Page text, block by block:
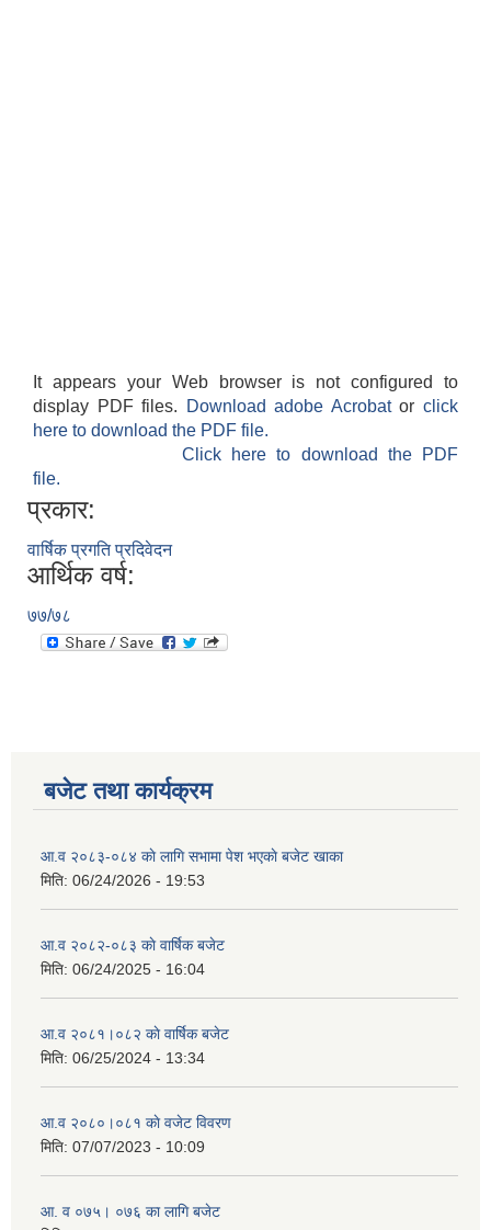
It appears your Web browser is not configured to
display PDF files.
Download adobe Acrobatorclick
here to download the PDF file.
Click here to download the PDF
file.
प्रकार:
वार्षिक प्रगति प्रदिवेदन
आर्थिक वर्ष:
७७/७८
बजेट तथा कार्यक्रम
आ.व २०८३-०८४ काे लागि सभामा पेश भएकाे बजेट खाका
मिति: 06/24/2026 - 19:53
आ.व २०८२-०८३ काे वार्षिक बजेट
मिति: 06/24/2025 - 16:04
आ.व २०८१।०८२ काे वार्षिक बजेट
मिति: 06/25/2024 - 13:34
आ.व २०८०।०८१ काे वजेट विवरण
मिति: 07/07/2023 - 10:09
आ. व ०७५। ०७६ का लागि बजेट